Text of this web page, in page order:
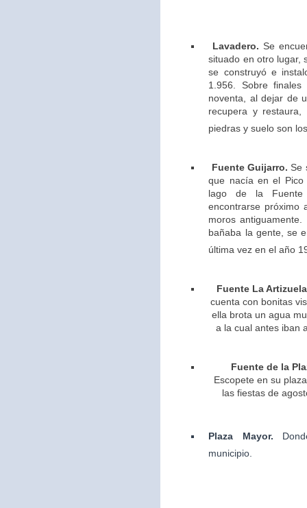
Lavadero. Se
situado en otro lugar,
se construyó e
1.956. Sobre
noventa, al dejar de
recupera y restaura,
piedras y suelo son
Fuente Guijarro. Se
que nacía en el
lago de la
encontrarse próximo
moros
bañaba la gente, se
última vez en el año
Fuente La
cuenta con bonitas
ella brota un agua
a la cual antes iban
Fuente de la
Escopete en su
las fiestas de
Plaza Mayor.
municipio.